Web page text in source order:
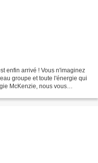
enfin arrivé ! Vous n'imaginez
groupe et toute l'énergie qui
McKenzie, nous vous